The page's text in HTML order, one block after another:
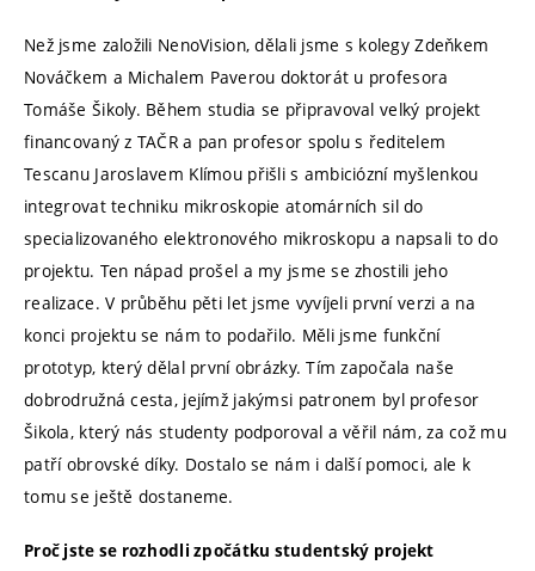
Než jsme založili NenoVision, dělali jsme s kolegy Zdeňkem
Nováčkem a Michalem Paverou doktorát u profesora
Tomáše Šikoly. Během studia se připravoval velký projekt
financovaný z TAČR a pan profesor spolu s ředitelem
Tescanu Jaroslavem Klímou přišli s ambiciózní myšlenkou
integrovat techniku mikroskopie atomárních sil do
specializovaného elektronového mikroskopu a napsali to do
projektu. Ten nápad prošel a my jsme se zhostili jeho
realizace. V průběhu pěti let jsme vyvíjeli první verzi a na
konci projektu se nám to podařilo. Měli jsme funkční
prototyp, který dělal první obrázky. Tím započala naše
dobrodružná cesta, jejímž jakýmsi patronem byl profesor
Šikola, který nás studenty podporoval a věřil nám, za což mu
patří obrovské díky. Dostalo se nám i další pomoci, ale k
tomu se ještě dostaneme.
Proč jste se rozhodli zpočátku studentský projekt